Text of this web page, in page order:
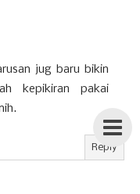
jug baru bikin
kepikiran pakai
Reply